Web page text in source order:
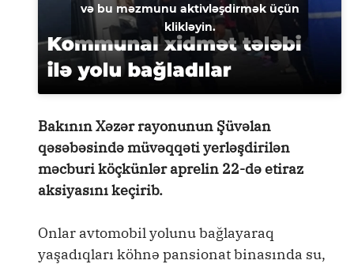
və bu məzmunu aktivləşdirmək üçün
klikləyin.
Bakının Xəzər rayonunun Şüvəlan
qəsəbəsində müvəqqəti yerləşdirilən
məcburi köçkünlər aprelin 22-də etiraz
aksiyasını keçirib.
Onlar avtomobil yolunu bağlayaraq
yaşadıqları köhnə pansionat binasında su,